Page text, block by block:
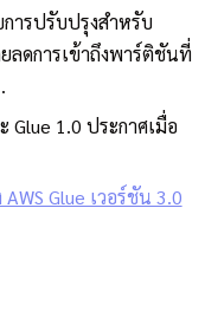
การปรับปรุงสำหรับ
ดการเข้าถึงพาร์ติชันที่
Glue 1.0 ประกาศเมื่อ
Glue เวอร์ชัน 3.0